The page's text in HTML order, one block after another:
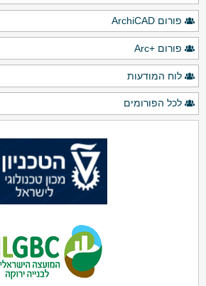
פורום ArchiCAD
פורום +Arc
לוח המודעות
לכל הפורומים